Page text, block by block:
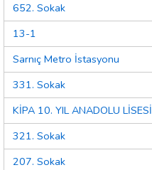
652. Sokak
13-1
Sarnıç Metro İstasyonu
331. Sokak
KİPA 10. YIL ANADOLU LİSESİ
321. Sokak
207. Sokak